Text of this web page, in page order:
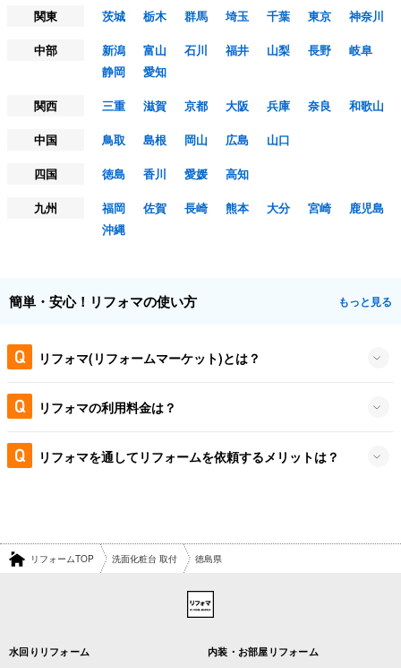
関東
茨城 栃木 群馬 埼玉 千葉 東京
神奈川
中部
新潟 富山 石川 福井 山梨 長野
岐阜
静岡
愛知
関西
三重 滋賀 京都 大阪 兵庫 奈良
和歌山
中国
鳥取 島根 岡山 広島
山口
四国
徳島 香川 愛媛
高知
九州
福岡 佐賀 長崎 熊本 大分 宮崎
鹿児島
沖縄
簡単・安心！リフォマの使い方 もっと見る
リフォマ(リフォームマーケット)とは？
リフォマの利用料金は？
リフォマを通してリフォームを依頼するメリットは？
リフォームTOP 洗面化粧台 取付 徳島県
水回りリフォーム 内装・お部屋リフォーム